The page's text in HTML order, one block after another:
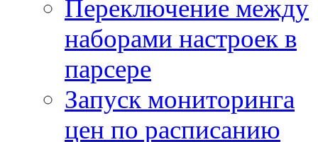
Переключение между
наборами настроек в
парсере
Запуск мониторинга
цен по расписанию